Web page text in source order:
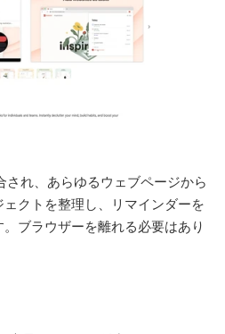
れ、あらゆるウェブページから
クトを整理し、リマインダーを
ブラウザーを離れる必要はあり